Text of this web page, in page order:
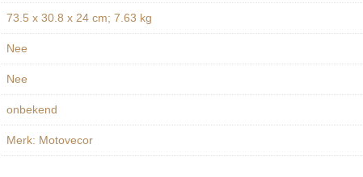
‎73.5 x 30.8 x 24 cm; 7.63 kg
‎Nee
‎Nee
‎onbekend
Merk: Motovecor